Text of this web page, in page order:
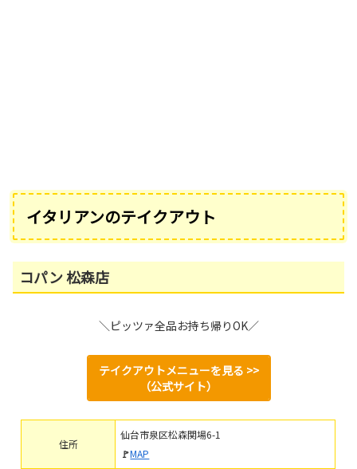
イタリアンのテイクアウト
コパン 松森店
＼ピッツァ全品お持ち帰りOK／
テイクアウトメニューを見る >>
（公式サイト）
住所
仙台市泉区松森関場6-1
🚩MAP